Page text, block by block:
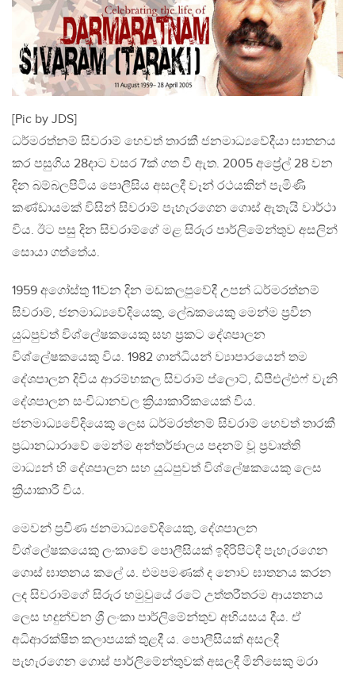
[Pic by JDS]
ධර්මරත්නම් සිවරාම් හෙවත් තාරකී ජනමාධ්‍යවේදීයා ඝාතනය
කර පසුගිය 28දාට වසර 7ක් ගත වී ඇත. 2005 අප්‍රේල් 28 වන
දින බම්බලපිටිය පොලීසිය අසලදී වෑන් රථයකින් පැමිණි
කණ්ඩායමක් විසින් සිවරාම් පැහැරගෙන ගොස් ඇතැයි වාර්ථා
විය. ඊට පසු දින සිවරාම්ගේ මළ සිරුර පාර්ලිමේන්තුව අසලින්
සොයා ගත්තේය.
1959 අගෝස්තු 11වන දින මඩකලපුවේදී උපන් ධර්මරත්නම්
සිවරාම්, ජනමාධ්‍යවේදියෙකු, ලේඛකයෙකු මෙන්ම ප්‍රවීන
යුධපුවත් විශ්ලේෂකයෙකු සහ ප්‍රකට දේශපාලන
විශ්ලේෂකයෙකු විය. 1982 ගාන්ධියන් ව්‍යාපාරයෙන් තම
දේශපාලන දිවිය ආරම්භකල සිවරාම් ප්ලොට්, ඩීපීඑල්එෆ් වැනි
දේශපාලන සංවිධානවල ක්‍රියාකාරිකයෙක් විය.
ජනමාධ්‍යවෙිදියෙකු ලෙස ධර්මරත්නම් සිවරාම් හෙවත් තාරකී
ප්‍රධානධාරාවේ මෙන්ම අන්තර්ජාලය පදනම් වූ ප්‍රවෘත්ති
මාධ්‍යන් හි දේශපාලන සහ යුධපුවත් විශ්ලේෂකයෙකු ලෙස
ක්‍රියාකාරී විය.
මෙවන් ප්‍රවීණ ජනමාධ්‍යවේදියෙකු, දේශපාලන
විශ්ලේෂකයෙකු ලංකාවේ පොලීසියක් ඉදිරිපිටදී පැහැරගෙන
ගොස් ඝාතනය කලේ ය. එමපමණක් ද නොව ඝාතනය කරන
ලද සිවරාම්ගේ සිරුර හමුවුයේ රටේ උත්තරීතරම ආයතනය
ලෙස හදුන්වන ශ්‍රී ලංකා පාර්ලිමේන්තුව අභියසය දීය. ඒ
අධිආරක්ෂිත කලාපයක් තුළදී ය. පොලීසියක් අසලදී
පැහැරගෙන ගොස් පාර්ලිමේන්තුවක් අසලදී මිනිසෙකු මරා